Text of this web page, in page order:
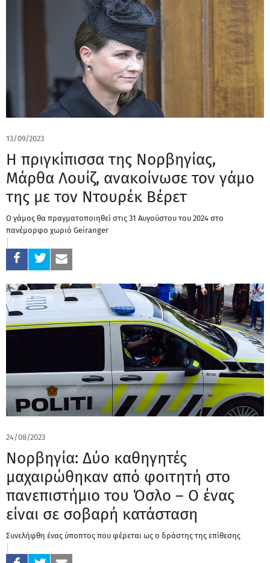
13/09/2023
Η πριγκίπισσα της Νορβηγίας,
Μάρθα Λουίζ, ανακοίνωσε τον γάμο
της με τον Ντουρέκ Βέρετ
Ο γάμος θα πραγματοποιηθεί στις 31 Αυγούστου του 2024 στο
πανέμορφο χωριό Geiranger
24/08/2023
Νορβηγία: Δύο καθηγητές
μαχαιρώθηκαν από φοιτητή στο
πανεπιστήμιο του Όσλο – Ο ένας
είναι σε σοβαρή κατάσταση
Συνελήφθη ένας ύποπτος που φέρεται ως ο δράστης της επίθεσης